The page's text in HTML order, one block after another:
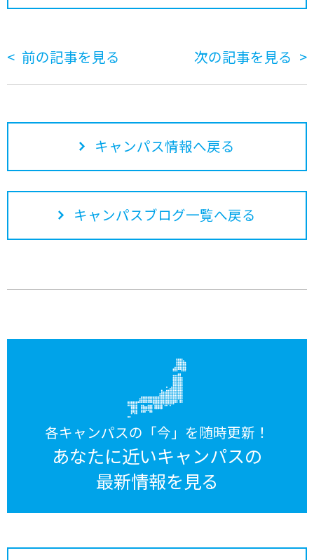
前の記事を見る 次の記事を見る
キャンパス情報へ戻る
キャンパスブログ一覧へ戻る
各キャンパスの「今」を随時更新！
あなたに近いキャンパスの
最新情報を見る